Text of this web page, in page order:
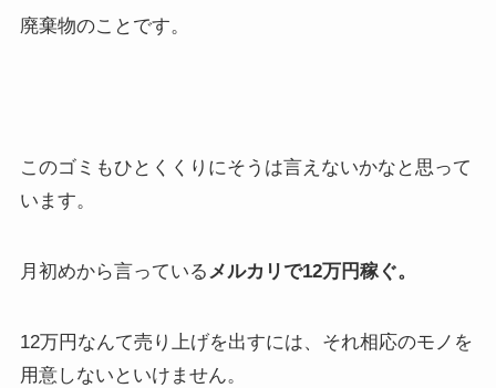
廃棄物のことです。
このゴミもひとくくりにそうは言えないかなと思って
います。
月初めから言っているメルカリで12万円稼ぐ。
12万円なんて売り上げを出すには、それ相応のモノを
用意しないといけません。